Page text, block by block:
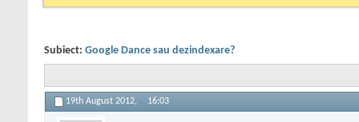
Subiect: Google Dance sau dezindexare?
19th August 2012, 16:03